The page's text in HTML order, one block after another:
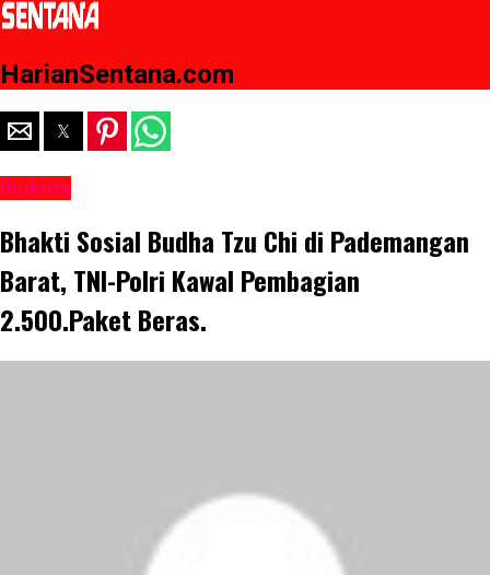
HarianSentana.com
Ibukota
Bhakti Sosial Budha Tzu Chi di Pademangan
Barat, TNI-Polri Kawal Pembagian
2.500.Paket Beras.